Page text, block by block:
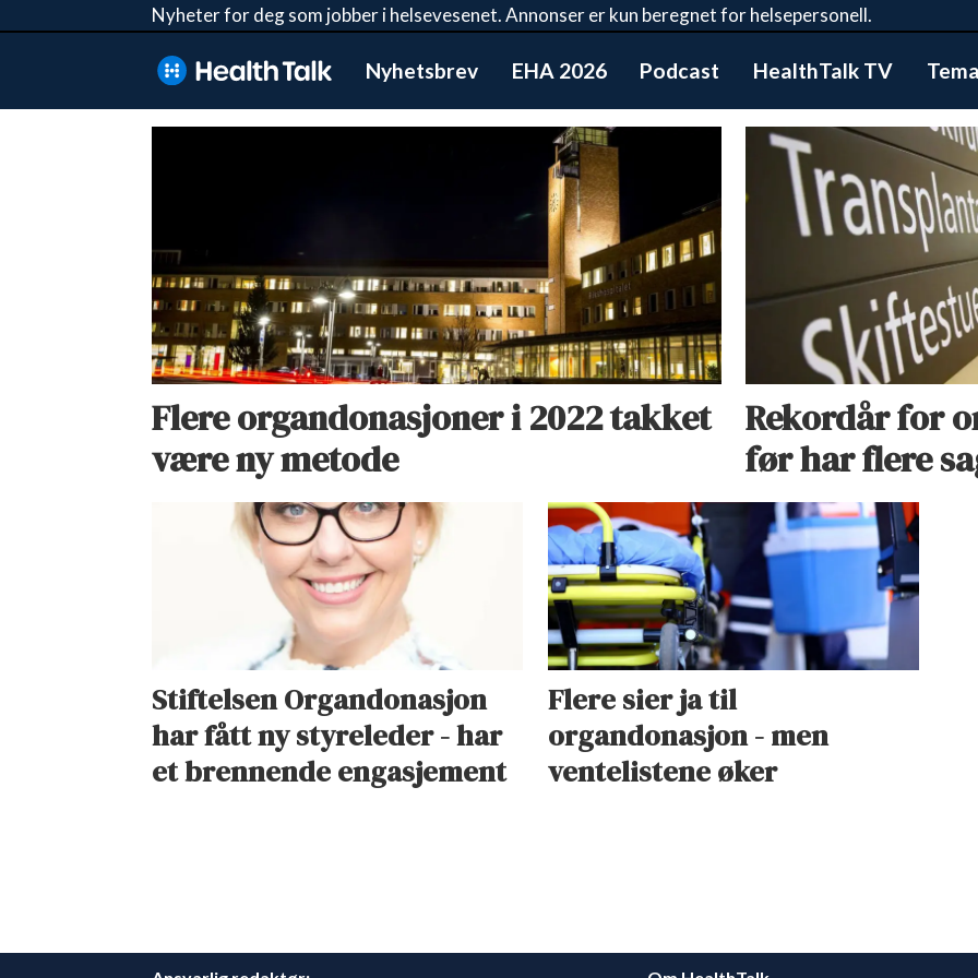
Nyheter for deg som jobber i helsevesenet. Annonser er kun beregnet for helsepersonell.
Nyhetsbrev EHA 2026 Podcast HealthTalk TV
Flere organdonasjoner i 2022 takket
være ny metode
Rekordår for
før har flere
Stiftelsen Organdonasjon
har fått ny styreleder - har
et brennende engasjement
Flere sier ja til
organdonasjon - men
ventelistene øker